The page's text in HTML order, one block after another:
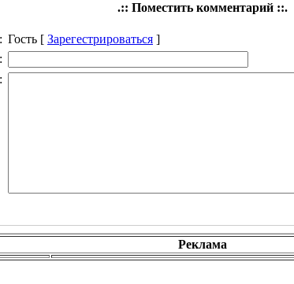
.:: Поместить комментарий ::.
: Гость [ Зарегестрироваться ]
:
:
Реклама